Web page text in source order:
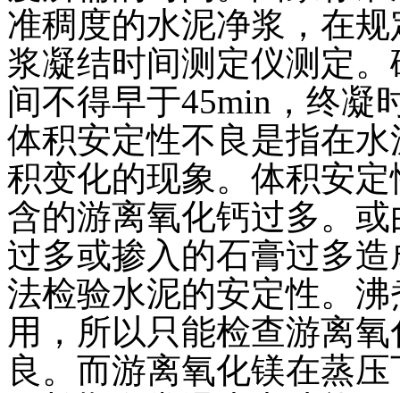
准稠度的水泥净浆，在
浆凝结时间测定仪测定
间不得早于45min，终凝
体积安定性不良是指在
积变化的现象。体积安
含的游离氧化钙过多。
过多或掺入的石膏过多
法检验水泥的安定性。
用，所以只能检查游离
良。而游离氧化镁在蒸